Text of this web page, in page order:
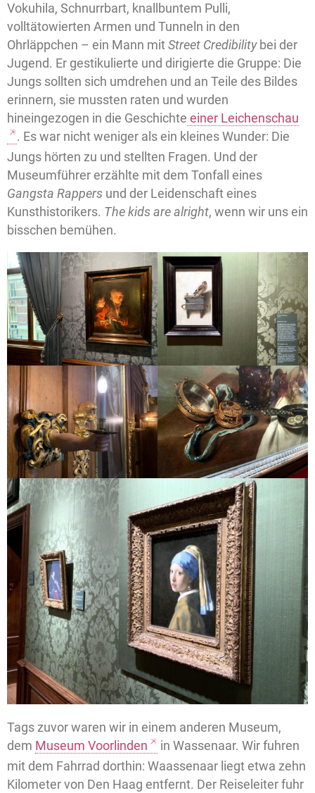
Vokuhila, Schnurrbart, knallbuntem Pulli,
volltätowierten Armen und Tunneln in den
Ohrläppchen – ein Mann mitStreet Credibilitybei der
Jugend. Er gestikulierte und dirigierte die Gruppe: Die
Jungs sollten sich umdrehen und an Teile des Bildes
erinnern, sie mussten raten und wurden
hineingezogen in die Geschichte einer Leichenschau
. Es war nicht weniger als ein kleines Wunder: Die
Jungs hörten zu und stellten Fragen. Und der
Museumführer erzählte mit dem Tonfall eines
Gangsta Rappers und der Leidenschaft eines
Kunsthistorikers. The kids are alright, wenn wir uns ein
bisschen bemühen.
Tags zuvor waren wir in einem anderen Museum,
dem Museum Voorlinden
in Wassenaar. Wir fuhren
mit dem Fahrrad dorthin: Waassenaar liegt etwa zehn
Kilometer von Den Haag entfernt. Der Reiseleiter fuhr